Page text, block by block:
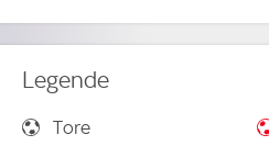
Legende
Tore